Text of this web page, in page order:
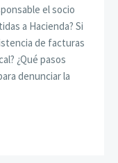
el socio
a Hacienda? Si
de facturas
¿Qué pasos
denunciar la